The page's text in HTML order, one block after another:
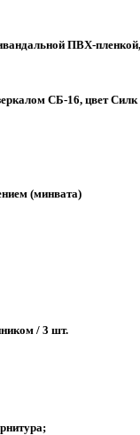
ПВХ-пленкой,
СБ-16, цвет Силк
(минвата)
/ 3 шт.